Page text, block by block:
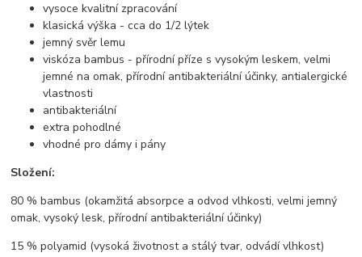
vysoce kvalitní zpracování
klasická výška - cca do 1/2 lýtek
jemný svěr lemu
viskóza bambus - přírodní příze s vysokým leskem, velmi
jemné na omak, přírodní antibakteriální účinky, antialergické
vlastnosti
antibakteriální
extra pohodlné
vhodné pro dámy i pány
Složení:
80 % bambus (okamžitá absorpce a odvod vlhkosti, velmi jemný
omak, vysoký lesk, přírodní antibakteriální účinky)
15 % polyamid (vysoká životnost a stálý tvar, odvádí vlhkost)